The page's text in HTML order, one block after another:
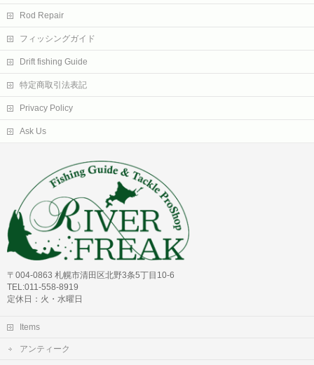
Rod Repair
フィッシングガイド
Drift fishing Guide
特定商取引法表記
Privacy Policy
Ask Us
〒004-0863 札幌市清田区北野3条5丁目10-6
TEL:011-558-8919
定休日：火・水曜日
Items
アンティーク